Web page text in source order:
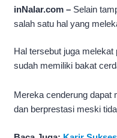
inNalar.com – Selain
salah satu hal yang
Hal tersebut juga
sudah memiliki bakat
Mereka cenderung dapat
dan berprestasi meski